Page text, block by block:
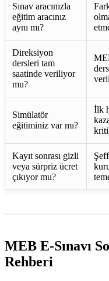
Sınav aracınızla
eğitim aracınız
aynı mı?
Direksiyon
dersleri tam
saatinde veriliyor
mu?
Simülatör
eğitiminiz var mı?
İlk
Kayıt sonrası gizli
veya sürpriz ücret
çıkıyor mu?
MEB E-Sınavı
Rehberi